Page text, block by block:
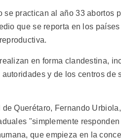
practican al año 33 abortos
que se reporta en los
en forma clandestina,
y de los centros de
Querétaro, Fernando
"simplemente
que empieza en la